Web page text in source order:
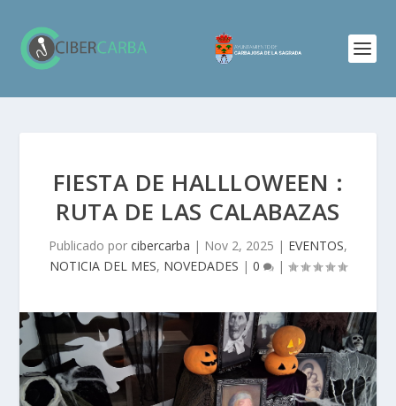
FIESTA DE HALLLOWEEN :
RUTA DE LAS CALABAZAS
Publicado por cibercarba | Nov 2, 2025 | EVENTOS,
NOTICIA DEL MES, NOVEDADES | 0 |